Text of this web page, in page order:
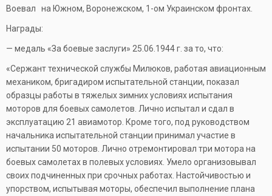
Воевал на Южном, Воронежском, 1-ом Украинском фронтах.
Награды:
— медаль «За боевые заслуги» 25.06.1944 г. за то, что:
«Сержант технической службы Милюков, работая авиационным
механиком, бригадиром испытательной станции, показал
образцы работы в тяжелых зимних условиях испытания
моторов для боевых самолетов. Лично испытал и сдал в
эксплуатацию 21 авиамотор. Кроме того, под руководством
начальника испытательной станции принимал участие в
испытании 50 моторов. Лично отремонтировал три мотора на
боевых самолетах в полевых условиях. Умело организовывал
своих подчиненных при срочных работах. Настойчивостью и
упорством, испытывая моторы, обеспечил выполнение плана